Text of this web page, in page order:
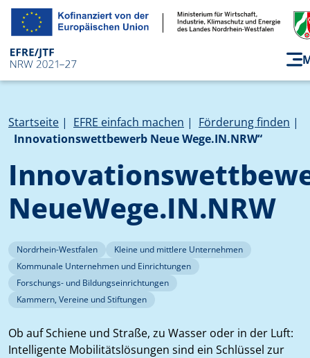
Direkt zum Inhalt
Pfadnavigation
Startseite EFRE einfach machen
Förderung finden
Innovationswettbewerb Neue Wege.IN.NRW“
NeueWege.IN.NRW
Nordrhein-Westfalen
Kleine und mittlere Unternehmen
Kommunale Unternehmen und Einrichtungen
Forschungs- und Bildungseinrichtungen
Kammern, Vereine und Stiftungen
Ob auf Schiene und Straße, zu Wasser oder in der Luft:
Intelligente Mobilitätslösungen sind ein Schlüssel zur